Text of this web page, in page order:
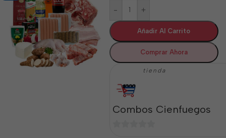
- +
Añadir Al Carrito
Comprar Ahora
tienda
Combos Cienfuegos